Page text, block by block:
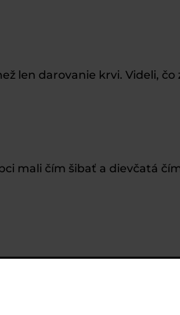
len darovanie krvi. Videli,
mali čím šibať a dievčatá